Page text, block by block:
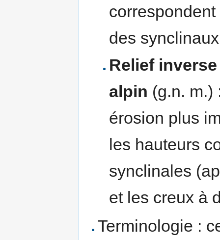
des
Relief inverse
alpin (g.n. m.)
érosion plus
les hauteurs
synclinales
et les creux à
Terminologie :